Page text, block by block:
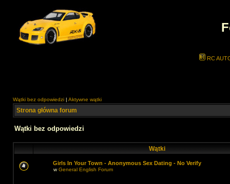
RC
Wątki bez odpowiedzi | Aktywne wątki
Strona główna forum
Wątki bez odpowiedzi
Wątki
Girls In Your Town - Anonymous Sex Dating - No Verify
wGeneral English Forum